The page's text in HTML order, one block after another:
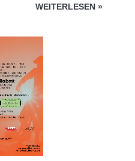
WEITERLESEN »